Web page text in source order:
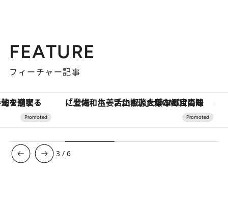
FEATURE
フィーチャー記事
「土佐和ハーブかき氷」がOMO7高知に登場！生姜、山椒、大葉など目にも舌にも涼を呼ぶ郷土の味 【銀座で出合う最旬美容】美髪ケアや上質
3 /6